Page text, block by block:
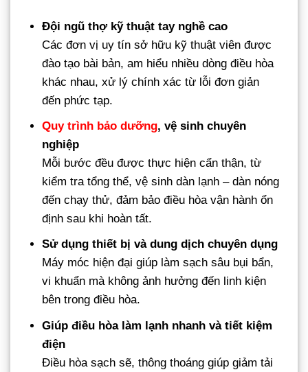
Đội ngũ thợ kỹ thuật tay nghề cao
Các đơn vị uy tín sở hữu kỹ thuật viên được
đào tạo bài bản, am hiểu nhiều dòng điều hòa
khác nhau, xử lý chính xác từ lỗi đơn giản
đến phức tạp.
Quy trình bảo dưỡng, vệ sinh chuyên
nghiệp
Mỗi bước đều được thực hiện cẩn thận, từ
kiểm tra tổng thể, vệ sinh dàn lạnh – dàn nóng
đến chạy thử, đảm bảo điều hòa vận hành ổn
định sau khi hoàn tất.
Sử dụng thiết bị và dung dịch chuyên dụng
Máy móc hiện đại giúp làm sạch sâu bụi bẩn,
vi khuẩn mà không ảnh hưởng đến linh kiện
bên trong điều hòa.
Giúp điều hòa làm lạnh nhanh và tiết kiệm
điện
Điều hòa sạch sẽ, thông thoáng giúp giảm tải